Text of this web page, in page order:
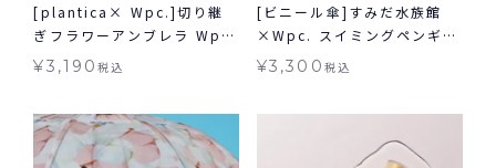
[plantica× Wpc.]切り継
ぎフラワーアンブレラ Wpc.
雨傘 長傘 晴雨兼用
¥3,190税込
[ビニール傘]すみだ水族館
×Wpc. スイミングペンギン
アンブレラ 雨傘 長傘
¥3,300 税込